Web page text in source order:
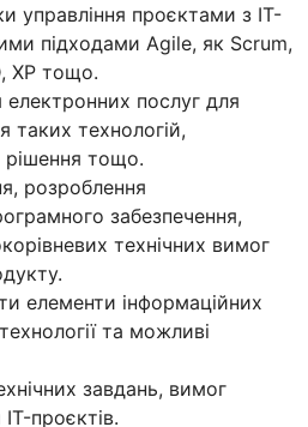
управління проєктами з IT-
підходами Agile, як Scrum,
XP тощо.
послуг для
таких технологій,
рішення тощо.
розроблення
забезпечення,
технічних вимог
елементи інформаційних
та можливі
завдань, вимог
проєктів.